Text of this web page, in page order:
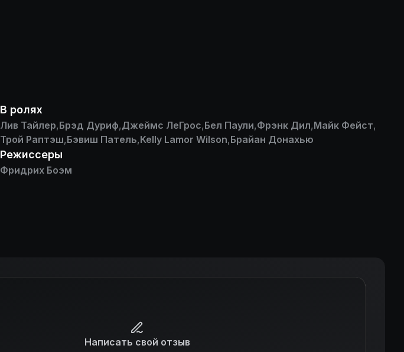
В ролях
Лив Тайлер,Брэд Дуриф,Джеймс ЛеГрос,Бел Паули,Фрэнк Дил,Майк Фейст,
Трой Раптэш,Бэвиш Патель,Kelly Lamor Wilson,Брайан Донахью
Режиссеры
Фридрих Боэм
Написать свой отзыв